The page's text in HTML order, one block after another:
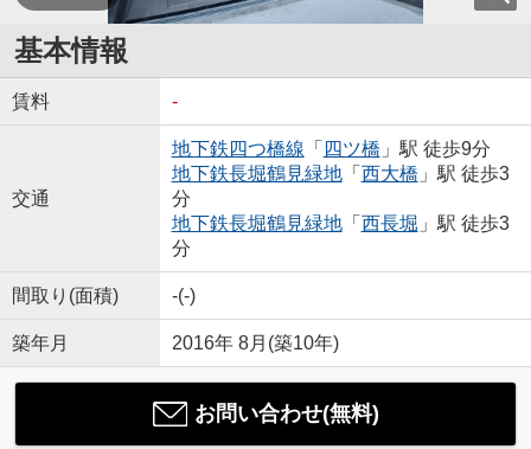
基本情報
賃料 -
交通
地下鉄四つ橋線 「 四ツ橋 」駅 徒歩9分
地下鉄長堀鶴見緑地「 西大橋 」駅 徒歩3
分
地下鉄長堀鶴見緑地「 西長堀 」駅 徒歩3
分
間取り(面積) -(-)
築年月 2016年 8月(築10年)
お問い合わせ(無料)